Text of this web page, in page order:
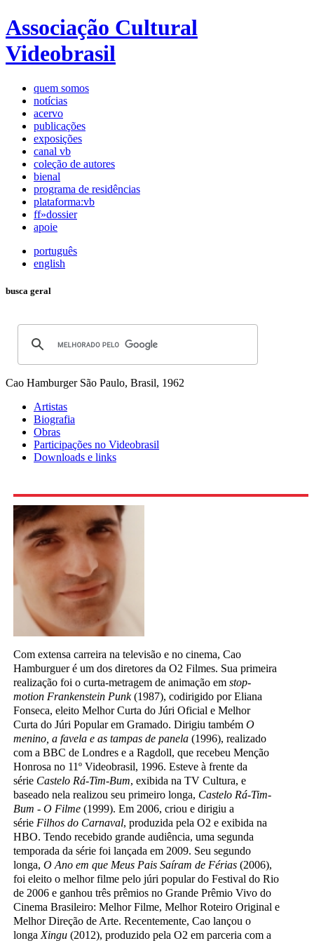
Associação Cultural
Videobrasil
quem somos
notícias
acervo
publicações
exposições
canal vb
coleção de autores
bienal
programa de residências
plataforma:vb
ff»dossier
apoie
português
english
busca geral
Cao Hamburger São Paulo, Brasil, 1962
Artistas
Biografia
Obras
Participações no Videobrasil
Downloads e links
Com extensa carreira na televisão e no cinema, Cao
Hamburguer é um dos diretores da O2 Filmes. Sua primeira
realização foi o curta-metragem de animação em stop-
motion Frankenstein Punk(1987), codirigido por Eliana
Fonseca, eleito Melhor Curta do Júri Oficial e Melhor
Curta do Júri Popular em Gramado. Dirigiu também O
menino, a favela e as tampas de panela (1996), realizado
com a BBC de Londres e a Ragdoll, que recebeu Menção
Honrosa no 11º Videobrasil, 1996. Esteve à frente da
série Castelo Rá-Tim-Bum, exibida na TV Cultura, e
baseado nela realizou seu primeiro longa, Castelo Rá-Tim-
Bum - O Filme (1999). Em 2006, criou e dirigiu a
série Filhos do Carnaval, produzida pela O2 e exibida na
HBO. Tendo recebido grande audiência, uma segunda
temporada da série foi lançada em 2009. Seu segundo
longa, O Ano em que Meus Pais Saíram de Férias (2006),
foi eleito o melhor filme pelo júri popular do Festival do Rio
de 2006 e ganhou três prêmios no Grande Prêmio Vivo do
Cinema Brasileiro: Melhor Filme, Melhor Roteiro Original e
Melhor Direção de Arte. Recentemente, Cao lançou o
longa Xingu (2012), produzido pela O2 em parceria com a